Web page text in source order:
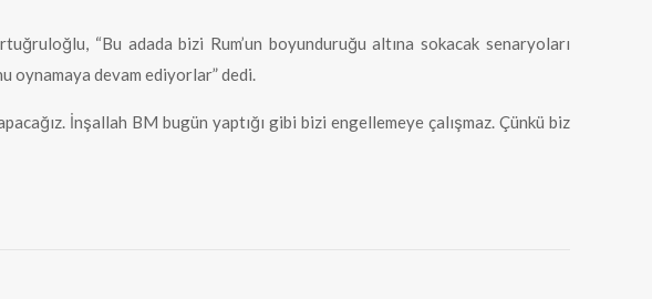
“Bu adada bizi Rum’un boyunduruğu altına sokacak senaryoları
oynamaya devam ediyorlar” dedi.
İnşallah BM bugün yaptığı gibi bizi engellemeye çalışmaz. Çünkü biz